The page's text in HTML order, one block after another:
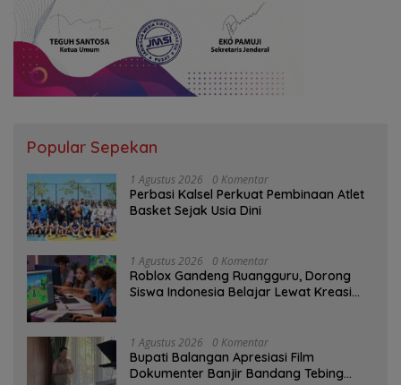
Popular Sepekan
1 Agustus 2026 0 Komentar
Perbasi Kalsel Perkuat Pembinaan Atlet
Basket Sejak Usia Dini
1 Agustus 2026 0 Komentar
Roblox Gandeng Ruangguru, Dorong
Siswa Indonesia Belajar Lewat Kreasi
1 Agustus 2026 0 Komentar
Bupati Balangan Apresiasi Film
Dokumenter Banjir Bandang Tebing